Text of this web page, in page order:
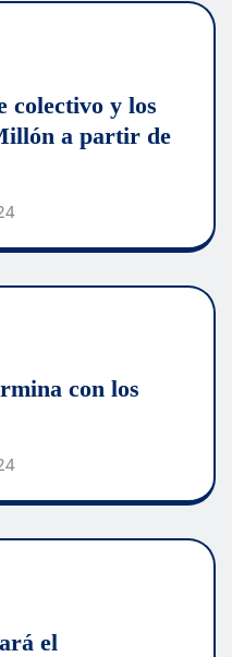
colectivo y los
a partir de
con los
el